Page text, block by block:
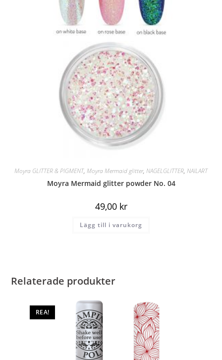
Moyra GLITTER & PIGMENT, Moyra Mermaid glitter, NAGELGLITTER, NAILART
Moyra Mermaid glitter powder No. 04
49,00 kr
Lägg till i varukorg
Relaterade produkter
REA!